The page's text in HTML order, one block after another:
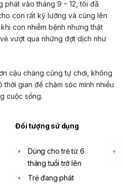
phát vào tháng 9 – 12, tôi đã
con rất kỹ lưỡng và cũng lên
con nhiễm bệnh nhưng thật
vượt qua những đợt dịch như
cậu chàng cũng tự chơi, không
thời gian để chăm sóc mình nhiều
cuộc sống.
Đối tượng sử dụng
Dùng cho trẻ từ 6
tháng tuổi trở lên
Trẻ đang phát